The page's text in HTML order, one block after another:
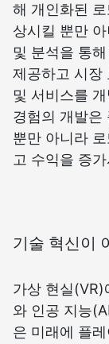
해 개인화된
상시킬 뿐만
및 분석을 통
제공하고 시장
및 서비스를
경험의 개발은
뿐만 아니라
고 수익을 증
기술 혁신이
가상 현실(VR)
와 인공 지능
은 미래에 플